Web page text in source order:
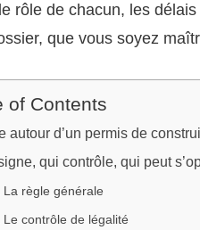
rôle de chacun, les
que vous soyez
of Contents
autour d’un permis de
qui contrôle, qui peut
La règle générale
Le contrôle de légalité